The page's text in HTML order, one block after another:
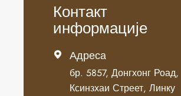
Контакт
информације
 Адреса
бр. 5857, Донгхонг Роад,
Ксинзхаи Стреет, Линку